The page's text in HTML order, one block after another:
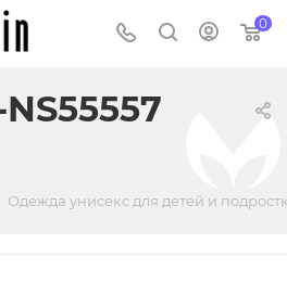
0
Одежда унисекс для детей и